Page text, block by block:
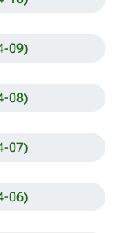
09)
08)
07)
06)